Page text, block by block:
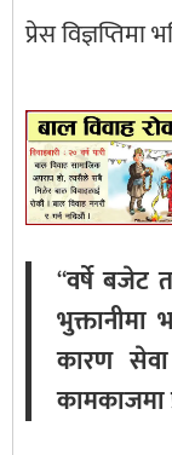
प्रेस विज्ञप्तिमा
“वर्षे बजेट
भुक्तानीमा
कारण सेवा
कामकाजमा